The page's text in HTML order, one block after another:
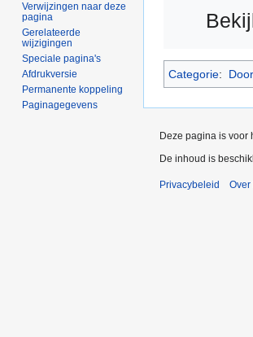
Categorie:
Verwijzingen naar deze
pagina
Gerelateerde
wijzigingen
Speciale pagina's
Afdrukversie
Permanente koppeling
Paginagegevens
Deze pagina is voor
De inhoud is
Privacybeleid Over